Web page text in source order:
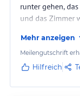
runter gehen,
und das Zimmer
Mehr anzeigen
Meilengutschrift
Hilfreich